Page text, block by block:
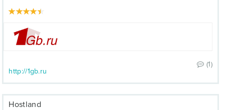
(1)
http://1gb.ru
Hostland